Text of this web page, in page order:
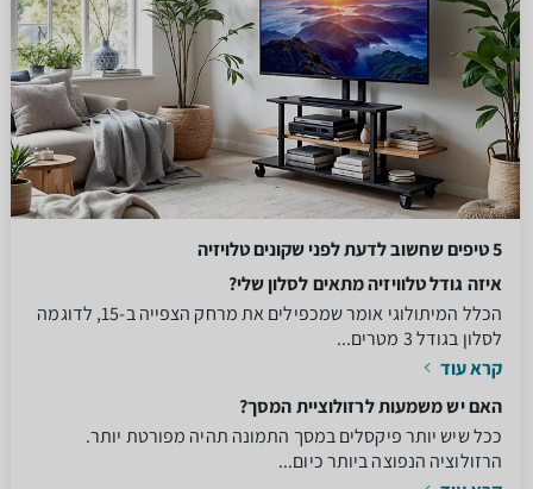
5 טיפים שחשוב לדעת לפני שקונים טלויזיה
איזה גודל טלוויזיה מתאים לסלון שלי?
הכלל המיתולוגי אומר שמכפילים את מרחק הצפייה ב-15, לדוגמה
לסלון בגודל 3 מטרים...
קרא עוד
האם יש משמעות לרזולוציית המסך?
ככל שיש יותר פיקסלים במסך התמונה תהיה מפורטת יותר.
הרזולוציה הנפוצה ביותר כיום...